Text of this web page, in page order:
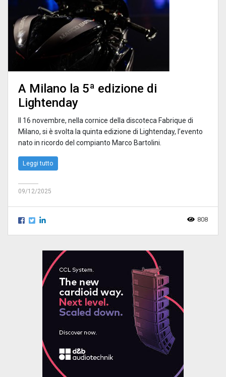
A Milano la 5ª edizione di
Lightenday
Il 16 novembre, nella cornice della discoteca Fabrique di
Milano, si è svolta la quinta edizione di Lightenday, l’evento
nato in ricordo del compianto Marco Bartolini.
Leggi tutto
09/12/2025
808